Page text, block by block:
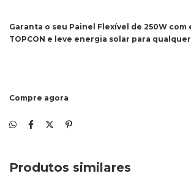
Garanta o seu Painel Flexível de 250W com
TOPCON e leve energia solar para
Compre agora
Produtos similares